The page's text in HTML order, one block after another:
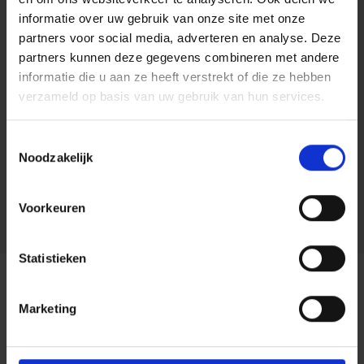
informatie over uw gebruik van onze site met onze
partners voor social media, adverteren en analyse. Deze
partners kunnen deze gegevens combineren met andere
informatie die u aan ze heeft verstrekt of die ze hebben
verzameld op basis van uw gebruik van hun services.
Noodzakelijk
Voorkeuren
Statistieken
Marketing
het contract genoteerd staat.
Gezinsformule
ARCES dekt alle voertuigen van het gezin, zonder te
vragen hoeveel voertuigen dat zijn en welke
Vlootformule
ARCES dekt alle voertuigen die de verzekeringnemer
beperkingen
Op de verzekering Rechtsbijstand Auto Artikel 1 zijn